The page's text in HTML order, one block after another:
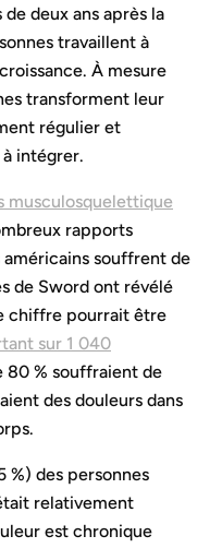
deux ans après la
travaillent à
À mesure
transforment leur
régulier et
intégrer.
musculosquelettique
rapports
souffrent de
de Sword ont révélé
chiffre pourrait être
sur 1 040
80 % souffraient de
des douleurs dans
%) des personnes
relativement
est chronique